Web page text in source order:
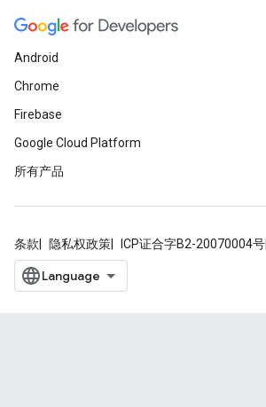
Android
Chrome
Firebase
Google Cloud Platform
所有产品
条款 隐私权政策 ICP证合字B2-20070004号